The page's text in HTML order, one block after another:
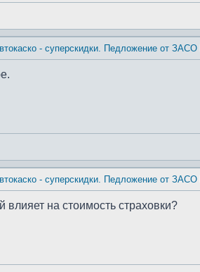
- суперскидки. Педложение от
- суперскидки. Педложение от
влияет на стоимость страховки?